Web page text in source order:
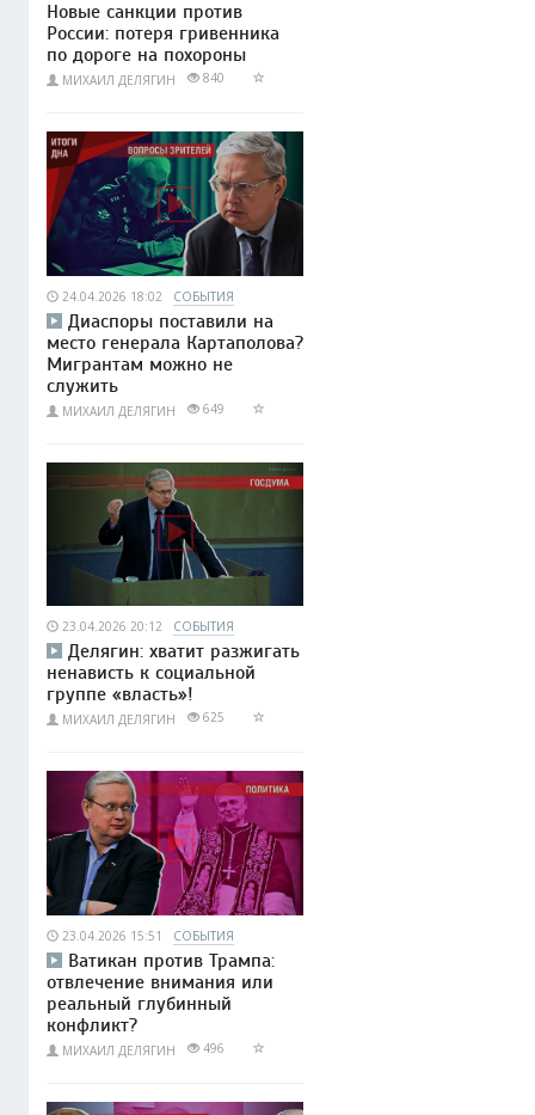
Новые санкции против
России: потеря гривенника
по дороге на похороны
МИХАИЛ ДЕЛЯГИН 840
24.04.2026 18:02 СОБЫТИЯ
Диаспоры поставили на
место генерала Картаполова?
Мигрантам можно не
служить
МИХАИЛ ДЕЛЯГИН 649
23.04.2026 20:12 СОБЫТИЯ
Делягин: хватит разжигать
ненависть к социальной
группе «власть»!
МИХАИЛ ДЕЛЯГИН 625
23.04.2026 15:51 СОБЫТИЯ
Ватикан против Трампа:
отвлечение внимания или
реальный глубинный
конфликт?
МИХАИЛ ДЕЛЯГИН 496